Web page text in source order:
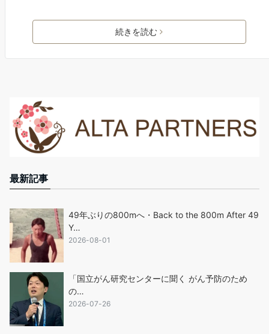
続きを読む
最新記事
49年ぶりの800mへ・Back to the 800m After 49
Y…
2026-08-01
「国立がん研究センターに聞く がん予防のため
の…
2026-07-26